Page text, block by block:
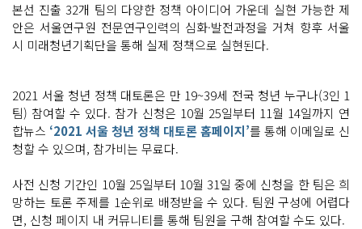
본선 진출 32개 팀의 다양한 정책 아이디어 가운데 실현 가능한 제
안은 서울연구원 전문연구인력의 심화·발전과정을 거쳐 향후 서울
시 미래청년기획단을 통해 실제 정책으로 실현된다.
2021 서울 청년 정책 대토론은 만 19~39세 전국 청년 누구나(3인 1
팀) 참여할 수 있다. 참가 신청은 10월 25일부터 11월 14일까지 연
합뉴스 ‘2021 서울 청년 정책 대토론 홈페이지’를 통해 이메일로 신
청할 수 있으며, 참가비는 무료다.
사전 신청 기간인 10월 25일부터 10월 31일 중에 신청을 한 팀은 희
망하는 토론 주제를 1순위로 배정받을 수 있다. 팀원 구성에 어렵다
면, 신청 페이지 내 커뮤니티를 통해 팀원을 구해 참여할 수도 있다.